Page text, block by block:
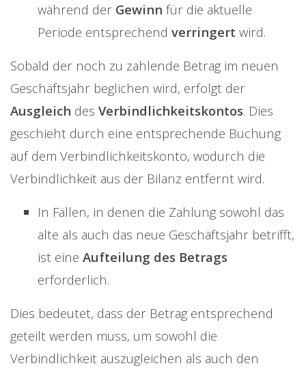
während der Gewinn für die aktuelle
Periode entsprechend verringert wird.
Sobald der noch zu zahlende Betrag im neuen
Geschäftsjahr beglichen wird, erfolgt der
Ausgleich des Verbindlichkeitskontos. Dies
geschieht durch eine entsprechende Buchung
auf dem Verbindlichkeitskonto, wodurch die
Verbindlichkeit aus der Bilanz entfernt wird.
In Fällen, in denen die Zahlung sowohl das
alte als auch das neue Geschäftsjahr betrifft,
ist eine Aufteilung des Betrags
erforderlich.
Dies bedeutet, dass der Betrag entsprechend
geteilt werden muss, um sowohl die
Verbindlichkeit auszugleichen als auch den